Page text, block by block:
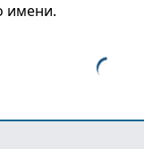
имени.